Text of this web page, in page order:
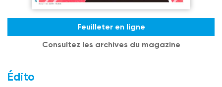
Feuilleter en ligne
Consultez les archives du magazine
Édito